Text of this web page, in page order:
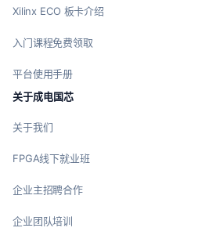
Xilinx ECO 板卡介绍
入门课程免费领取
平台使用手册
关于成电国芯
关于我们
FPGA线下就业班
企业主招聘合作
企业团队培训